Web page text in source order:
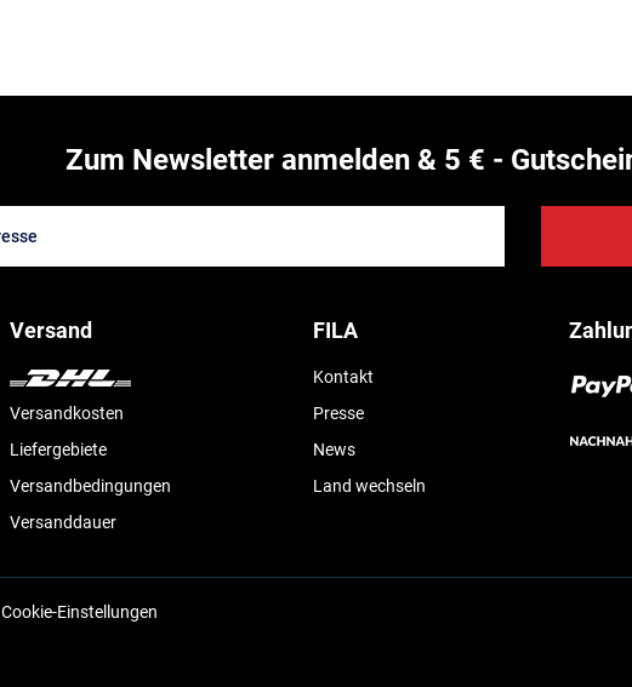
Zum Newsletter anmelden & 5 € -
Versand
Versandkosten
Liefergebiete
Versandbedingungen
Versanddauer
FILA
Kontakt
Presse
News
Land wechseln
Cookie-Einstellungen